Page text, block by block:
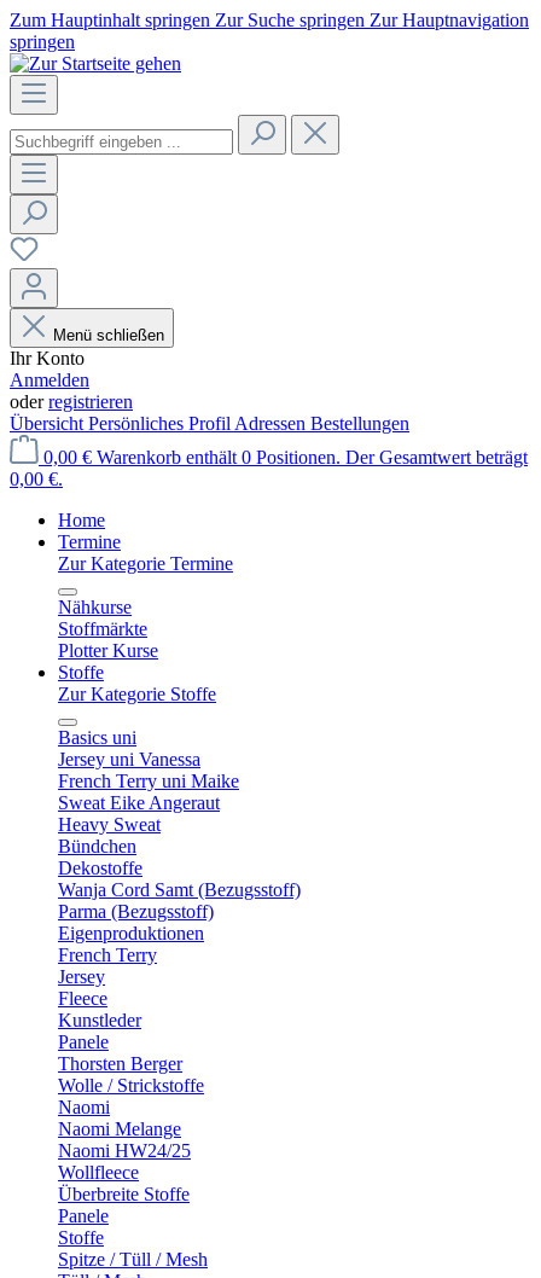
Zum Hauptinhalt springen Zur Suche springen Zur Hauptnavigation
springen
Menü schließen
Ihr Konto
Anmelden
oderregistrieren
Übersicht Persönliches Profil Adressen Bestellungen
0,00 € Warenkorb enthält 0 Positionen. Der Gesamtwert beträgt
0,00 €.
Home
Termine
Zur Kategorie Termine
Nähkurse
Stoffmärkte
Plotter Kurse
Stoffe
Zur Kategorie Stoffe
Basics uni
Jersey uni Vanessa
French Terry uni Maike
Sweat Eike Angeraut
Heavy Sweat
Bündchen
Dekostoffe
Wanja Cord Samt (Bezugsstoff)
Parma (Bezugsstoff)
Eigenproduktionen
French Terry
Jersey
Fleece
Kunstleder
Panele
Thorsten Berger
Wolle / Strickstoffe
Naomi
Naomi Melange
Naomi HW24/25
Wollfleece
Überbreite Stoffe
Panele
Stoffe
Spitze / Tüll / Mesh